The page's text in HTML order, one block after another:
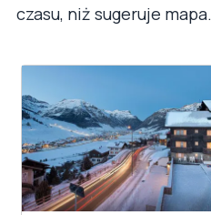
czasu, niż sugeruje mapa.